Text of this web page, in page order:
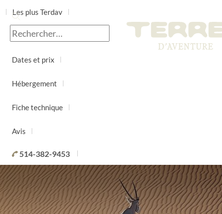
Les plus Terdav
Jour par jour
Dates et prix
Hébergement
Fiche technique
Avis
514-382-9453